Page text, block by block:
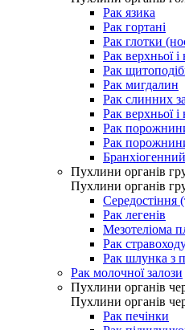
Рак язика
Рак гортані
Рак глотки
Рак верхньої
Рак
Рак мигдалин
Рак слинних
Рак верхньої
Рак
Рак
Пухлини органів
Пухлини органів
Середостіння
Рак легенів
Мезотеліома
Рак
Рак шлунка з
Рак молочної залози
Пухлини органів
Пухлини органів
Рак печінки